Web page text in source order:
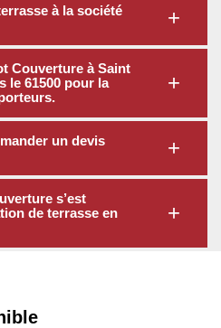
à la société
Couverture à Saint
le 61500 pour la
un devis
s’est
de terrasse en